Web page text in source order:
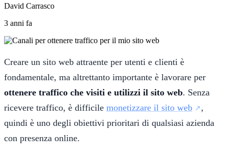
David Carrasco
3 anni fa
Creare un sito web attraente per utenti e clienti è
fondamentale, ma altrettanto importante è lavorare per
ottenere traffico che visiti e utilizzi il sito web. Senza
ricevere traffico, è difficile monetizzare il sito web
,
quindi è uno degli obiettivi prioritari di qualsiasi azienda
con presenza online.